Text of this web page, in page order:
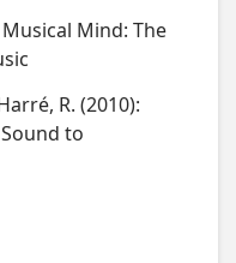
Mind: The
R. (2010):
to